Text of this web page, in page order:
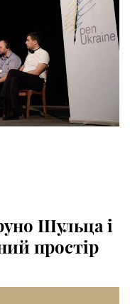
Шульца і
простір